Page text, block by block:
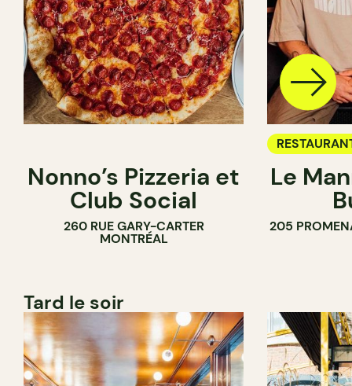
Nonno’s Pizzeria et
Club Social
260 RUE GARY-CARTER
MONTRÉAL
Le
205
Tard le soir